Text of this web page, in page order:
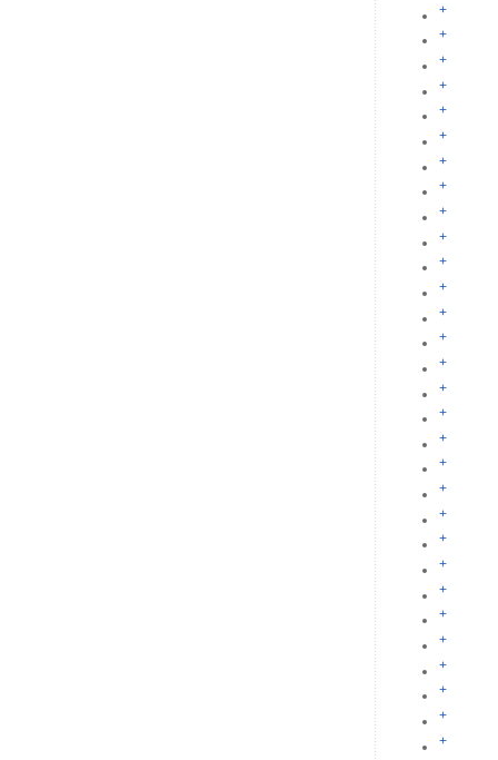
+
+
+
+
+
+
+
+
+
+
+
+
+
+
+
+
+
+
+
+
+
+
+
+
+
+
+
+
+
+